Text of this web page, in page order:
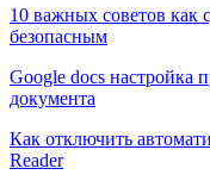
10 важных советов как
безопасным
Google docs настройка
документа
Как отключить
Reader